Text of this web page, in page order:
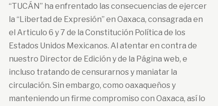
“TUCÁN” ha enfrentado las consecuencias de ejercer
la “Libertad de Expresión” en Oaxaca, consagrada en
el Articulo 6 y 7 de la Constitución Política de los
Estados Unidos Mexicanos. Al atentar en contra de
nuestro Director de Edición y de la Página web, e
incluso tratando de censurarnos y maniatar la
circulación. Sin embargo, como oaxaqueños y
manteniendo un firme compromiso con Oaxaca, así lo